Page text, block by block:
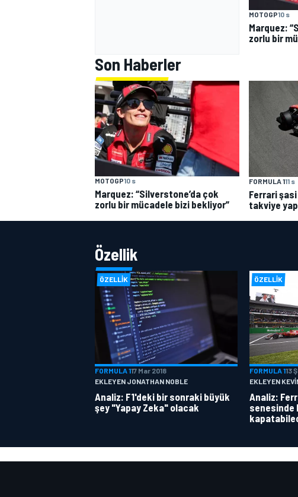
MOTOGP10 s
Marquez:
zorlu bir
Son Haberler
MOTOGP10 s
Marquez: “Silverstone’da çok
zorlu bir mücadele bizi bekliyor”
FORMULA 111 s
Ferrari
takviye
Özellik
ÖZELLIK
FORMULA 117 Mar 2018
EKLEYEN JONATHAN NOBLE
Analiz: F1'deki bir sonraki büyük
şey "Yapay Zeka" olacak
ÖZELLIK
FORMULA 113
EKLEYEN
Analiz:
senesinde